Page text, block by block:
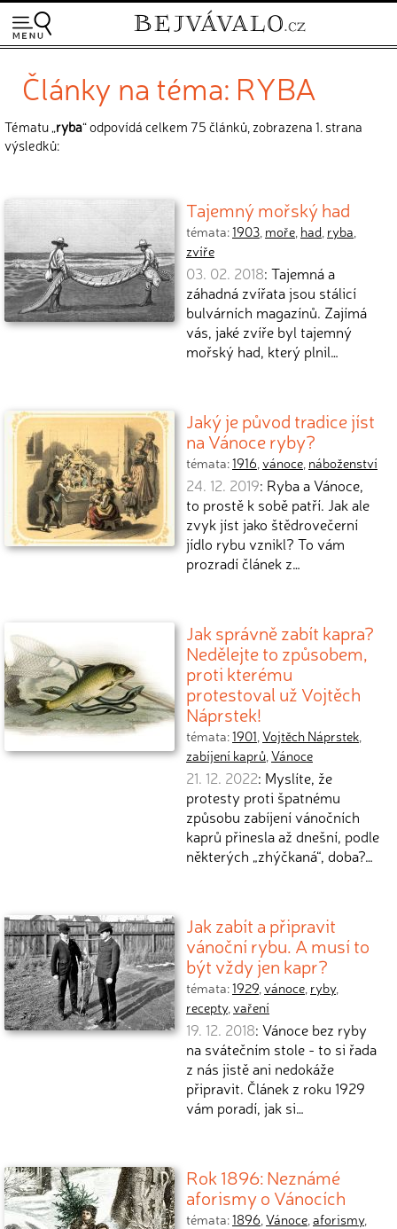
Články na téma: RYBA
Tématu „ryba“ odpovídá celkem 75 článků, zobrazena 1. strana
výsledků:
Tajemný mořský had
témata:1903, moře, had, ryba,
zvíře
03. 02. 2018: Tajemná a
záhadná zvířata jsou stálicí
bulvárních magazínů. Zajímá
vás, jaké zvíře byl tajemný
mořský had, který plnil…
Jaký je původ tradice jíst
na Vánoce ryby?
témata:1916,vánoce, náboženství
24. 12. 2019: Ryba a Vánoce,
to prostě k sobě patří. Jak ale
zvyk jíst jako štědrovečerní
jídlo rybu vznikl? To vám
prozradí článek z…
Jak správně zabít kapra?
Nedělejte to způsobem,
proti kterému
protestoval už Vojtěch
Náprstek!
témata:1901,Vojtěch Náprstek,
zabíjení kaprů,Vánoce
21. 12. 2022: Myslíte, že
protesty proti špatnému
způsobu zabíjení vánočních
kaprů přinesla až dnešní, podle
některých „zhýčkaná“, doba?…
Jak zabít a připravit
vánoční rybu. A musí to
být vždy jen kapr?
témata:1929,vánoce, ryby,
recepty,vaření
19. 12. 2018: Vánoce bez ryby
na svátečním stole - to si řada
z nás jistě ani nedokáže
připravit. Článek z roku 1929
vám poradí, jak si…
Rok 1896: Neznámé
aforismy o Vánocích
témata:1896,Vánoce,aforismy,